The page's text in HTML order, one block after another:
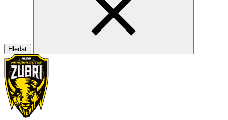
Hledat